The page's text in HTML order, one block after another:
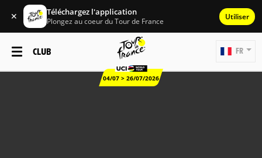
✕ Téléchargez l'application
Plongez au coeur du Tour de France Utiliser
CLUB
04/07 > 26/07/2026
FR